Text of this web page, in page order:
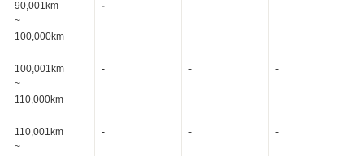
90,001km
~
100,000km
- - -
100,001km
~
110,000km
- - -
110,001km
~
- - -